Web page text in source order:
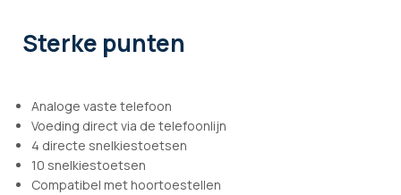
Sterke punten
Analoge vaste telefoon
Voeding direct via de telefoonlijn
4 directe snelkiestoetsen
10 snelkiestoetsen
Compatibel met hoortoestellen